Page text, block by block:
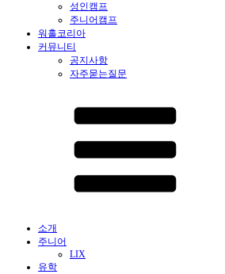
성인캠프
주니어캠프
워홀코리아
커뮤니티
공지사항
자주묻는질문
소개
주니어
LIX
유학